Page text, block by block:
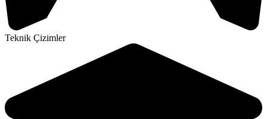
Teknik Çizimler